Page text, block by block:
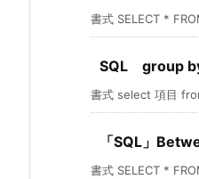
書式 SELECT *
SQL group by
書式 select 項目
「SQL」
書式 SELECT *